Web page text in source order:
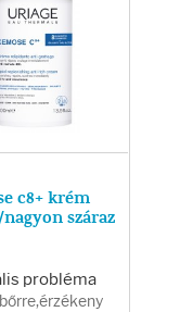
c8+ krém
nagyon száraz
probléma